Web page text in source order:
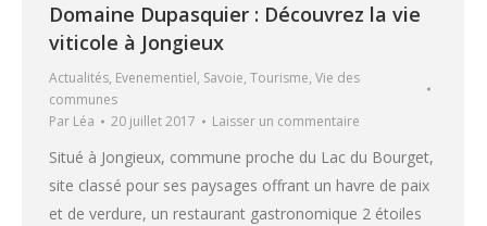
Domaine Dupasquier : Découvrez la vie
viticole à Jongieux
Actualités, Evenementiel, Savoie, Tourisme, Vie des
communes
Par Léa 20 juillet 2017 Laisser un commentaire
Situé à Jongieux, commune proche du Lac du Bourget,
site classé pour ses paysages offrant un havre de paix
et de verdure, un restaurant gastronomique 2 étoiles